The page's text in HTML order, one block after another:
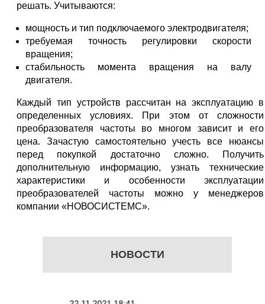
НОВОСТИ
решать. Учитываются:
мощность и тип подключаемого электродвигателя;
требуемая точность регулировки скорости
вращения;
стабильность момента вращения на валу
двигателя.
Каждый тип устройств рассчитан на эксплуатацию в
определенных условиях. При этом от сложности
преобразователя частоты во многом зависит и его
цена. Зачастую самостоятельно учесть все нюансы
перед покупкой достаточно сложно. Получить
дополнительную информацию, узнать технические
характеристики и особенности эксплуатации
преобразователей частоты можно у менеджеров
компании «НОВОСИСТЕМС».